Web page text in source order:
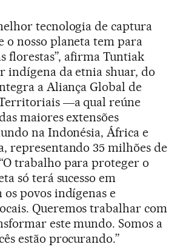
tecnologia de captura
o nosso planeta tem para
florestas”, afirma Tuntiak
indígena da etnia shuar, do
a Aliança Global de
―a qual reúne
maiores extensões
na Indonésia, África e
representando 35 milhões de
trabalho para proteger o
só terá sucesso em
os povos indígenas e
Queremos trabalhar com
este mundo. Somos a
estão procurando.”